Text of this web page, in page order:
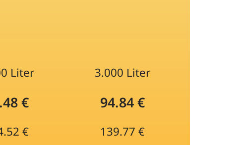
Liter
3.000 Liter
€ 94.84 €
€
139.77 €